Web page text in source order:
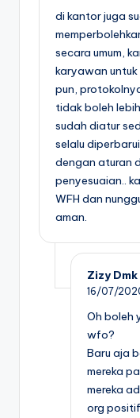
di kantor juga
secara umum,
karyawan untuk
pun,
tidak boleh
sudah diatur
selalu
dengan aturan
penyesuaian..
WFH dan
aman.
Zizy Dmk
16/07/
Oh boleh
wfo?
Baru aja
mereka
mereka
org